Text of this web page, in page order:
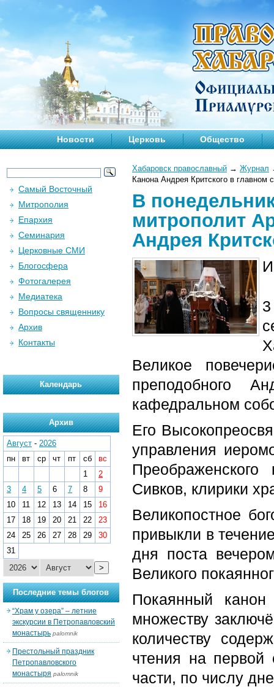
Новости Церковь Общество
Хабаровск православный → Журнал
Канона Андрея Критского в главном
В
митрополит
Андрея
Великое
преподобного
кафедральном
Его
управления
Сивков, клирики
Великопостное
привыкли в
дня поста
Великого
Покаянный
множеству
количеству
чтения на первой
части, по числу
Самый Восточный
Митрополия
Епархия
Семинария
Церковные СМИ
Блогосфера
Фотогалерея
Медиатека
Вопросы священнику
Архив
Контакты
Календарь
Архив
Август - 2026
пн
вт ср чт пт сб
вс
1
2
3
4 5 6 7 8
9
10
11 12 13 14 15
16
17
18 19 20 21 22
23
24
25 26 27 28 29
30
31
>
Последние темы блогов
“Храм у озера” – летние
экскурсии в Петропавловский
монастырь palomnik
Престольный праздник
Петропавловского
монастыря palomnik